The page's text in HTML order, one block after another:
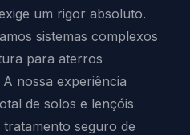
um rigor absoluto.
sistemas complexos
para aterros
nossa experiência
de solos e lençóis
seguro de